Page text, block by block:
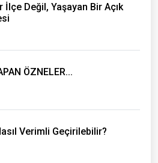
İlçe Değil, Yaşayan Bir Açık
ÖZNELER...
Verimli Geçirilebilir?